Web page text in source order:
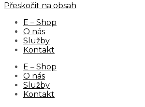
Přeskočit na obsah
E – Shop
O nás
Služby
Kontakt
E – Shop
O nás
Služby
Kontakt